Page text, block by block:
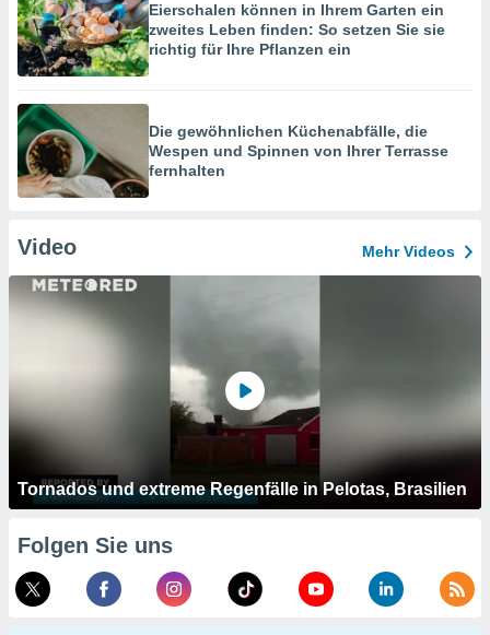
Eierschalen können in Ihrem Garten ein
zweites Leben finden: So setzen Sie sie
richtig für Ihre Pflanzen ein
Die gewöhnlichen Küchenabfälle, die
Wespen und Spinnen von Ihrer Terrasse
fernhalten
Video Mehr Videos
Tornados und extreme Regenfälle in Pelotas, Brasilien
Folgen Sie uns